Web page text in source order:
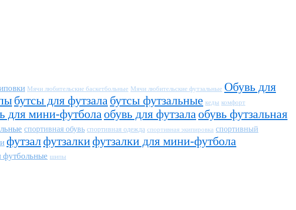
Мячи любительские баскетбольные Мячи любительские футзальные Обувь для
бутсы для футзала бутсы футзальные кеды комфорт
для мини-футбола обувь для футзала обувь футзальная
спортивная обувь спортивная одежда спортивная экипировка спортивный
футзалфутзалкифутзалки для мини-футбола
шипы